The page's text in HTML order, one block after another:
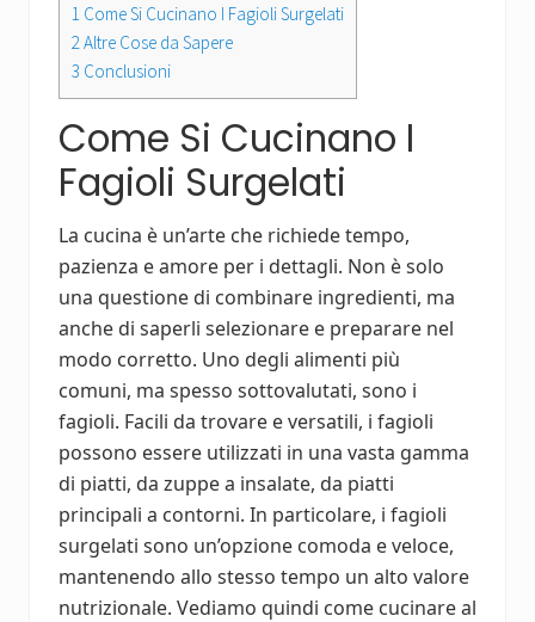
1 Come Si Cucinano I Fagioli Surgelati
2 Altre Cose da Sapere
3 Conclusioni
Come Si Cucinano I
Fagioli Surgelati
La cucina è un’arte che richiede tempo,
pazienza e amore per i dettagli. Non è solo
una questione di combinare ingredienti, ma
anche di saperli selezionare e preparare nel
modo corretto. Uno degli alimenti più
comuni, ma spesso sottovalutati, sono i
fagioli. Facili da trovare e versatili, i fagioli
possono essere utilizzati in una vasta gamma
di piatti, da zuppe a insalate, da piatti
principali a contorni. In particolare, i fagioli
surgelati sono un’opzione comoda e veloce,
mantenendo allo stesso tempo un alto valore
nutrizionale. Vediamo quindi come cucinare al